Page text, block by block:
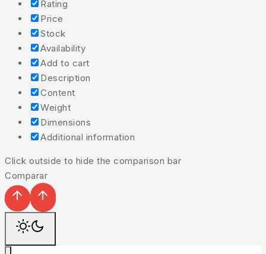
Rating
Price
Stock
Availability
Add to cart
Description
Content
Weight
Dimensions
Additional information
Click outside to hide the comparison bar
Comparar